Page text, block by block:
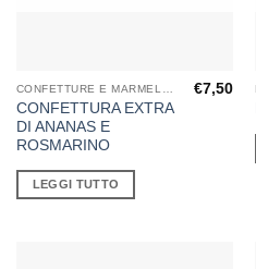
CONFETTURA EXTRA
DI ANANAS E
ROSMARINO
€7,50
LEGGI TUTTO